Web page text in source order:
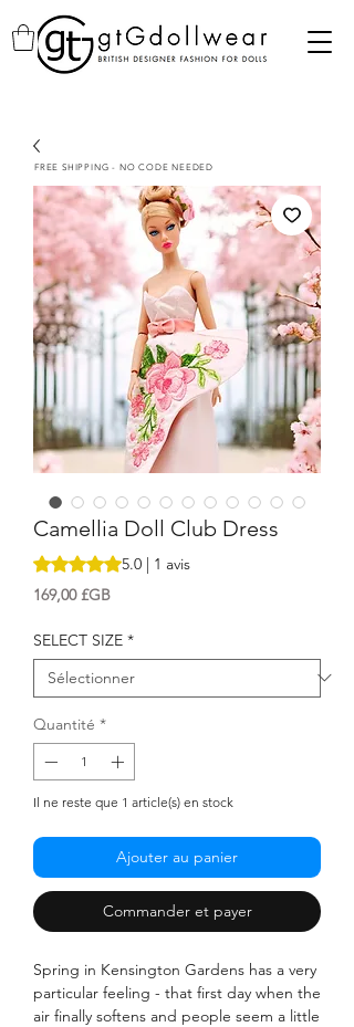
Camellia Doll Club Dress
La note est de 5.0 sur cinq étoiles selon 1
5.0 | 1 avis
169,00 £GBPrix
SELECT SIZE *
Quantité *
Il ne reste que 1 article(s) en stock
Ajouter au panier
Commander et payer
Spring in Kensington Gardens has a very
particular feeling - that first day when the
air finally softens and people seem a little
FREE SHIPPING - NO CODE NEEDED